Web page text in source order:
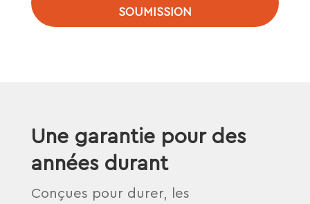
SOUMISSION
Une garantie pour des
années durant
Conçues pour durer, les